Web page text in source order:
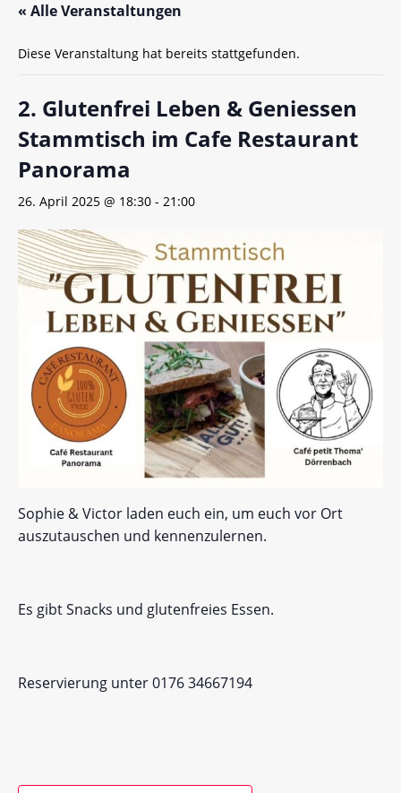
« Alle Veranstaltungen
Diese Veranstaltung hat bereits stattgefunden.
2. Glutenfrei Leben & Geniessen
Stammtisch im Cafe Restaurant
Panorama
26. April 2025 @ 18:30 - 21:00
Sophie & Victor laden euch ein, um euch vor Ort
auszutauschen und kennenzulernen.
Es gibt Snacks und glutenfreies Essen.
Reservierung unter 0176 34667194